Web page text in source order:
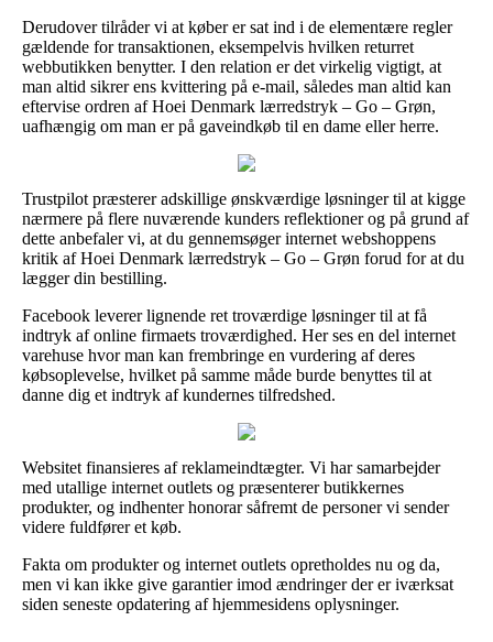
Derudover tilråder vi at køber er sat ind i de elementære regler
gældende for transaktionen, eksempelvis hvilken returret
webbutikken benytter. I den relation er det virkelig vigtigt, at
man altid sikrer ens kvittering på e-mail, således man altid kan
eftervise ordren af Hoei Denmark lærredstryk – Go – Grøn,
uafhængig om man er på gaveindkøb til en dame eller herre.
Trustpilot præsterer adskillige ønskværdige løsninger til at kigge
nærmere på flere nuværende kunders reflektioner og på grund af
dette anbefaler vi, at du gennemsøger internet webshoppens
kritik af Hoei Denmark lærredstryk – Go – Grøn forud for at du
lægger din bestilling.
Facebook leverer lignende ret troværdige løsninger til at få
indtryk af online firmaets troværdighed. Her ses en del internet
varehuse hvor man kan frembringe en vurdering af deres
købsoplevelse, hvilket på samme måde burde benyttes til at
danne dig et indtryk af kundernes tilfredshed.
Websitet finansieres af reklameindtægter. Vi har samarbejder
med utallige internet outlets og præsenterer butikkernes
produkter, og indhenter honorar såfremt de personer vi sender
videre fuldfører et køb.
Fakta om produkter og internet outlets opretholdes nu og da,
men vi kan ikke give garantier imod ændringer der er iværksat
siden seneste opdatering af hjemmesidens oplysninger.